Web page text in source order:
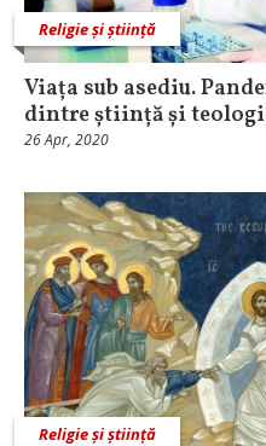
Religie și știință
Viața sub asediu.
dintre știință și
26 Apr, 2020
Religie și știință